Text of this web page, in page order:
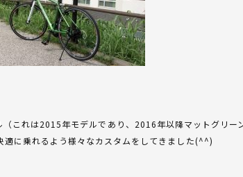
これは2015年モデルであり、2016年以降マットグリー
に乗れるよう様々なカスタムをしてきました(^^)